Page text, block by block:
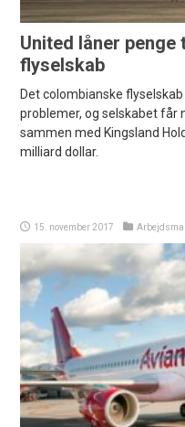
United låner
flyselskab
Det colombianske
problemer, og selskabet får
sammen med Kingsland
milliard dollar.
15. november 2017